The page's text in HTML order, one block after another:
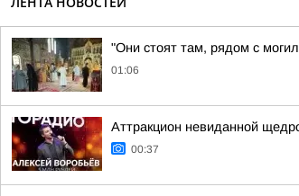
"Они стоят там, рядом с
01:06
Аттракцион невиданной
00:37